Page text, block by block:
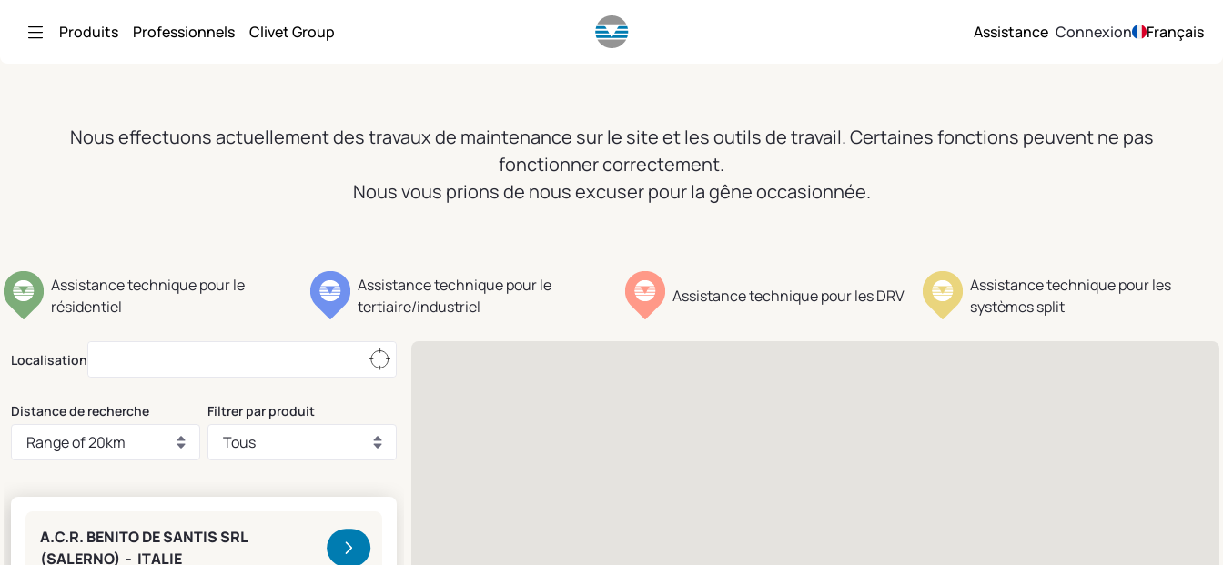
Produits Professionnels Clivet Group Assistance Connexion Français
Nous effectuons actuellement des travaux de maintenance sur le site et les outils de travail. Certaines fonctions peuvent ne pas
fonctionner correctement.
Nous vous prions de nous excuser pour la gêne occasionnée.
Assistance technique pour le
résidentiel
Assistance technique pour le
tertiaire/industriel
Assistance technique pour les DRV
Assistance technique pour les
systèmes split
Localisation
Distance de recherche Filtrer par produit
A.C.R. BENITO DE SANTIS SRL
(SALERNO) - ITALIE